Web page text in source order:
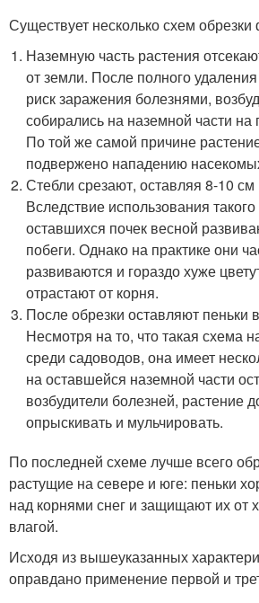
Существует несколько схем обрезки
Наземную часть растения
от земли. После полного удаления
риск заражения болезнями,
собирались на наземной части на
По той же самой причине
подвержено нападению
Стебли срезают, оставляя 8-10 см
Вследствие использования
оставшихся почек весной
побеги. Однако на практике они
развиваются и гораздо хуже
отрастают от корня.
После обрезки оставляют пеньки
Несмотря на то, что такая схема
среди садоводов, она имеет
на оставшейся наземной части
возбудители болезней, растение
опрыскивать и мульчировать.
По последней схеме лучше всего
растущие на севере и юге: пеньки
над корнями снег и защищают их от
влагой.
Исходя из вышеуказанных
оправдано применение первой и